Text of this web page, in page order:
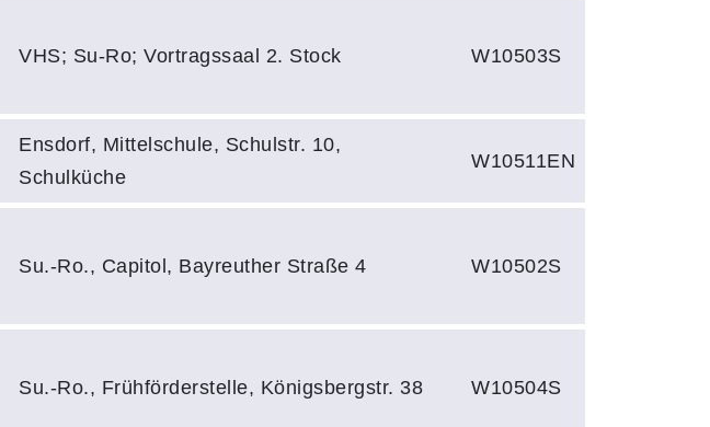
VHS; Su-Ro; Vortragssaal 2. Stock W10503S
Ensdorf, Mittelschule, Schulstr. 10,
Schulküche
W10511EN
Su.-Ro., Capitol, Bayreuther Straße 4 W10502S
Su.-Ro., Frühförderstelle, Königsbergstr. 38 W10504S